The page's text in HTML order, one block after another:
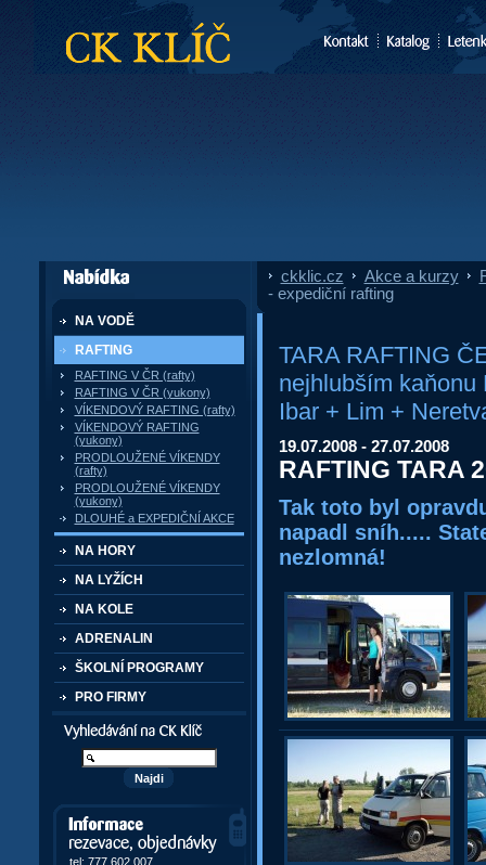
CK Klíč
dále nabízí
NA VODĚ
RAFTING
RAFTING V ČR (rafty)
RAFTING V ČR (yukony)
VÍKENDOVÝ RAFTING (rafty)
VÍKENDOVÝ RAFTING
(yukony)
PRODLOUŽENÉ VÍKENDY
(rafty)
PRODLOUŽENÉ VÍKENDY
(yukony)
DLOUHÉ a EXPEDIČNÍ AKCE
NA HORY
NA LYŽÍCH
NA KOLE
ADRENALIN
ŠKOLNÍ PROGRAMY
PRO FIRMY
Vyhledávání kurzů a akcí
Informace, rezervace,
objedávky
tel: 777 602 007
ckklic.cz Akce a kurzy»
- expediční rafting
TARA RAFTING
nejhlubším kaňonu
Ibar + Lim +
19.07.2008 - 27.07.2008
RAFTING TARA
Tak toto byl
napadl sníh.....
nezlomná!